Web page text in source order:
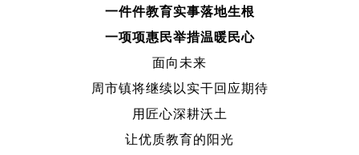
一件件教育实事落地生根
一项项惠民举措温暖民心
面向未来
周市镇将继续以实干回应期待
用匠心深耕沃土
让优质教育的阳光